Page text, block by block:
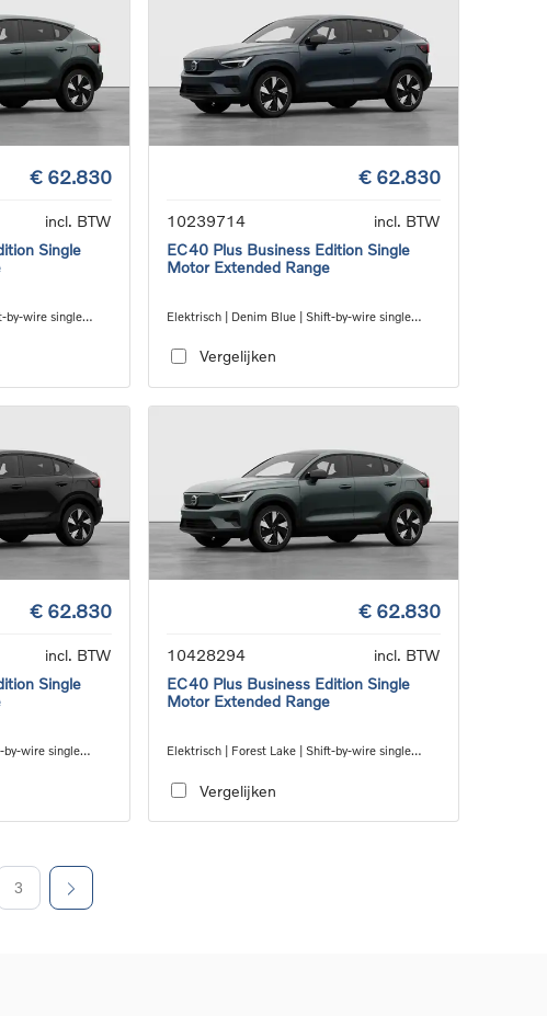
€ 62.830
incl. BTW
Single
by-wire single
€ 62.830
10239714
incl. BTW
EC40 Plus Business Edition Single
Motor Extended Range
Elektrisch | Denim Blue | Shift-by-wire single
Vergelijken
€ 62.830
incl. BTW
Single
by-wire single
€ 62.830
10428294
incl. BTW
EC40 Plus Business Edition Single
Motor Extended Range
Elektrisch | Forest Lake | Shift-by-wire single
Vergelijken
3